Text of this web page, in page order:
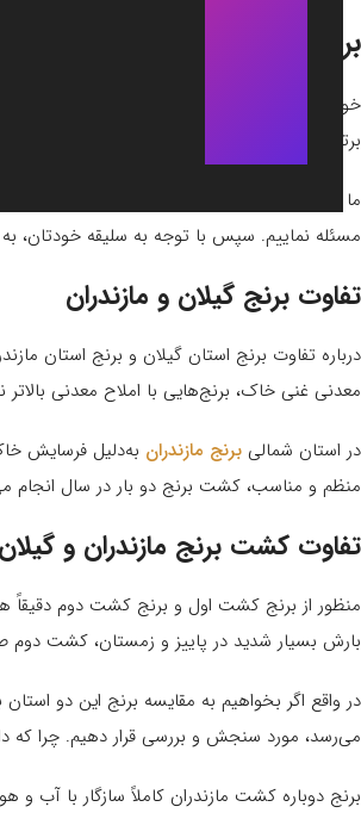
برنج مازندران یا برنج گیلان؟
خوب است بدانید که پاسخ این سوال برای هر فرد
برتری برنج‌ها بستگی به ویژگی‌های نزدیک با
ما قصد داریم در این مقاله به مقایسه برنج
مسئله نماییم. سپس با توجه به سلیقه خودتان، به
تفاوت برنج گیلان و مازندران
درباره تفاوت برنج استان گیلان و برنج استان
معدنی غنی خاک، برنج‌هایی با املاح معدنی
در استان شمالی برنج مازندران به‌دلیل فرسایش
منظم و مناسب، کشت برنج دو بار در سال
تفاوت کشت برنج مازندران و گیلان
منظور از برنج کشت اول و برنج کشت دوم دقیقاً
بارش بسیار شدید در پاییز و زمستان، کشت دوم
در واقع اگر بخواهیم به مقایسه برنج این دو
می‌رسد، مورد سنجش و بررسی قرار دهیم. چرا که
برنج دوباره کشت مازندران کاملاً سازگار با آب و